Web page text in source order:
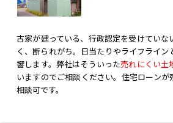
古家が建っている、行政認定を受けていな
く、断られがち。日当たりやライフライ
響します。弊社はそういった売れにくい土
いますのでご相談ください。住宅ローンが
相談可です。